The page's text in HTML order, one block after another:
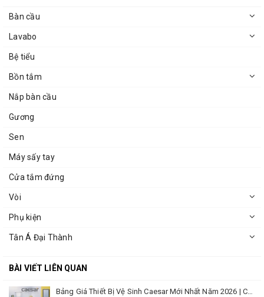
Bàn cầu
Lavabo
Bệ tiểu
Bồn tắm
Nắp bàn cầu
Gương
Sen
Máy sấy tay
Cửa tắm đứng
Vòi
Phụ kiện
Tân Á Đại Thành
BÀI VIẾT LIÊN QUAN
Bảng Giá Thiết Bị Vệ Sinh Caesar Mới Nhất Năm 2026 | Cập Nhật Liên Tục Tại BM8.VN